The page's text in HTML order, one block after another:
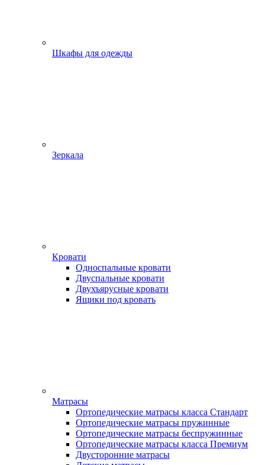
Шкафы для одежды
Зеркала
Кровати
Односпальные кровати
Двуспальные кровати
Двухъярусные кровати
Ящики под кровать
Матрасы
Ортопедические матрасы класса Стандарт
Ортопедические матрасы пружинные
Ортопедические матрасы беспружинные
Ортопедические матрасы класса Премиум
Двусторонние матрасы